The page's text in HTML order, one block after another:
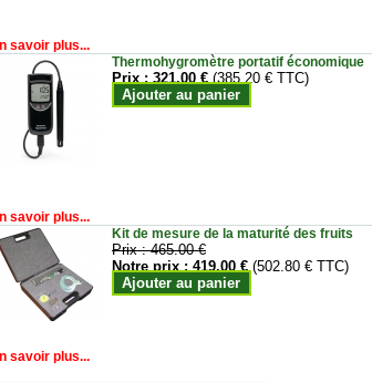
savoir plus...
Thermohygromètre portatif économique
Prix :321.00 € (385.20 € TTC)
Ajouter au panier
savoir plus...
Kit de mesure de la maturité des fruits
Prix :465.00 €
Notre prix :419.00 € (502.80 € TTC)
Ajouter au panier
savoir plus...